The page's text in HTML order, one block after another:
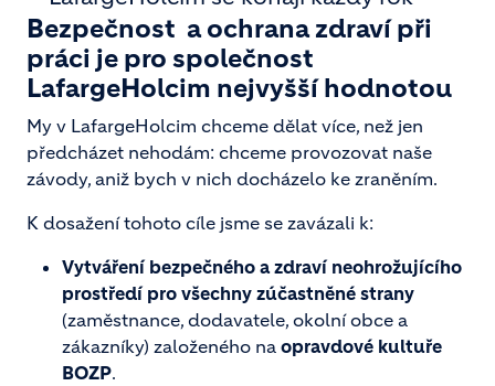
Bezpečnost a ochrana zdraví při
práci je pro společnost
LafargeHolcim nejvyšší hodnotou
My v LafargeHolcim chceme dělat více, než jen
předcházet nehodám: chceme provozovat naše
závody, aniž bych v nich docházelo ke zraněním.
K dosažení tohoto cíle jsme se zavázali k:
Vytváření bezpečného a zdraví neohrožujícího
prostředí pro všechny zúčastněné strany
(zaměstnance, dodavatele, okolní obce a
zákazníky) založeného na opravdové kultuře
BOZP.